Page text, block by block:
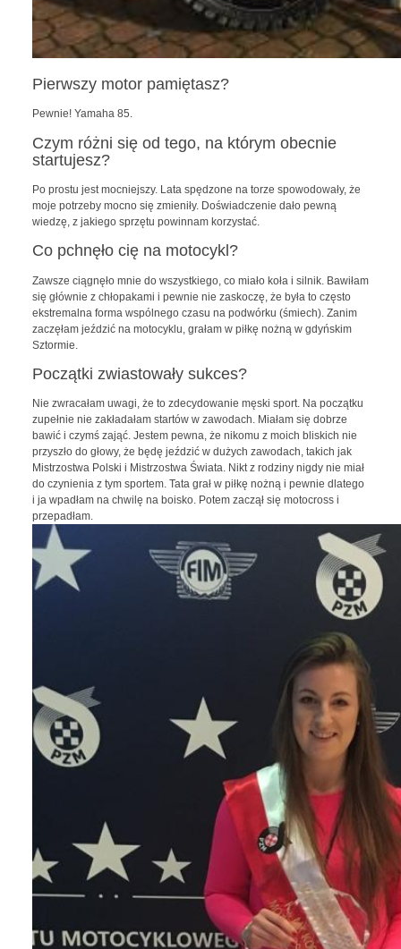
Pierwszy motor pamiętasz?
Pewnie! Yamaha 85.
Czym różni się od tego, na którym obecnie
startujesz?
Po prostu jest mocniejszy. Lata spędzone na torze spowodowały, że
moje potrzeby mocno się zmieniły. Doświadczenie dało pewną
wiedzę, z jakiego sprzętu powinnam korzystać.
Co pchnęło cię na motocykl?
Zawsze ciągnęło mnie do wszystkiego, co miało koła i silnik. Bawiłam
się głównie z chłopakami i pewnie nie zaskoczę, że była to często
ekstremalna forma wspólnego czasu na podwórku (śmiech). Zanim
zaczęłam jeździć na motocyklu, grałam w piłkę nożną w gdyńskim
Sztormie.
Początki zwiastowały sukces?
Nie zwracałam uwagi, że to zdecydowanie męski sport. Na początku
zupełnie nie zakładałam startów w zawodach. Miałam się dobrze
bawić i czymś zająć. Jestem pewna, że nikomu z moich bliskich nie
przyszło do głowy, że będę jeździć w dużych zawodach, takich jak
Mistrzostwa Polski i Mistrzostwa Świata. Nikt z rodziny nigdy nie miał
do czynienia z tym sportem. Tata grał w piłkę nożną i pewnie dlatego
i ja wpadłam na chwilę na boisko. Potem zaczął się motocross i
przepadłam.